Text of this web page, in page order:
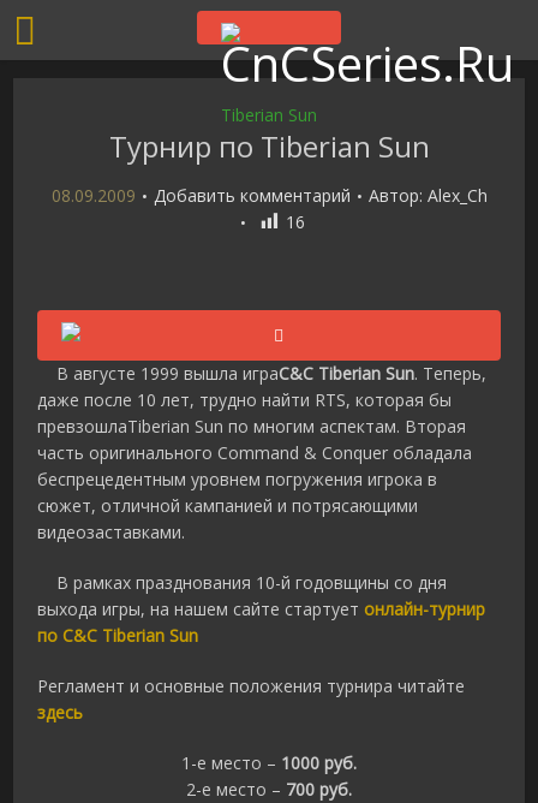
Tiberian Sun
Турнир по Tiberian Sun
08.09.2009 Добавить комментарий Автор: Alex_Ch
16
В августе 1999 вышла играC&C Tiberian Sun. Теперь,
даже после 10 лет, трудно найти RTS, которая бы
превзошлаTiberian Sun по многим аспектам. Вторая
часть оригинального Command & Conquer обладала
беспрецедентным уровнем погружения игрока в
сюжет, отличной кампанией и потрясающими
видеозаставками.
В рамках празднования 10-й годовщины со дня
выхода игры, на нашем сайте стартует онлайн-турнир
по C&C Tiberian Sun
Регламент и основные положения турнира читайте
здесь
1-е место – 1000 руб.
2-е место – 700 руб.